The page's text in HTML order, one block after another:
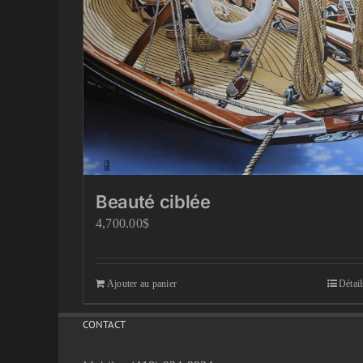
Beauté ciblée
4,700.00$
Ajouter au panier
CONTACT